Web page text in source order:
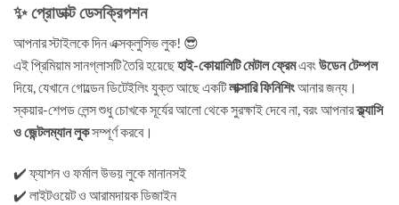
✨ প্রোডাক্ট ডেসক্রিপশন
আপনার স্টাইলকে দিন এক্সক্লুসিভ লুক! 😎
এই প্রিমিয়াম সানগ্লাসটি তৈরি হয়েছেহাই-কোয়ালিটি মেটাল ফ্রেমএবংউডেন টেম্পল
দিয়ে, যেখানে গোল্ডেন ডিটেইলিং যুক্ত আছে একটিলাক্সারি ফিনিশিংআনার জন্য।
স্কয়ার-শেপড লেন্স শুধু চোখকে সূর্যের আলো থেকে সুরক্ষাই দেবে না, বরং আপনারক্ল্যাসি
ও জেন্টলম্যান লুকসম্পূর্ণ করবে।
✔️ ফ্যাশন ও ফর্মাল উভয় লুকে মানানসই
✔️ লাইটওয়েট ও আরামদায়ক ডিজাইন